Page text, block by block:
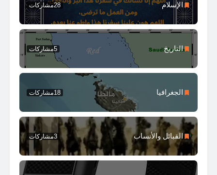
الإسلام 28مشاركات
التاريخ 5مشاركات
الجغرافيا 18مشاركات
القبائل والأنساب 3مشاركات